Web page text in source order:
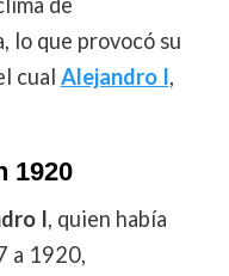
lo que provocó su
cual Alejandro I,
1920
I, quien había
a 1920,